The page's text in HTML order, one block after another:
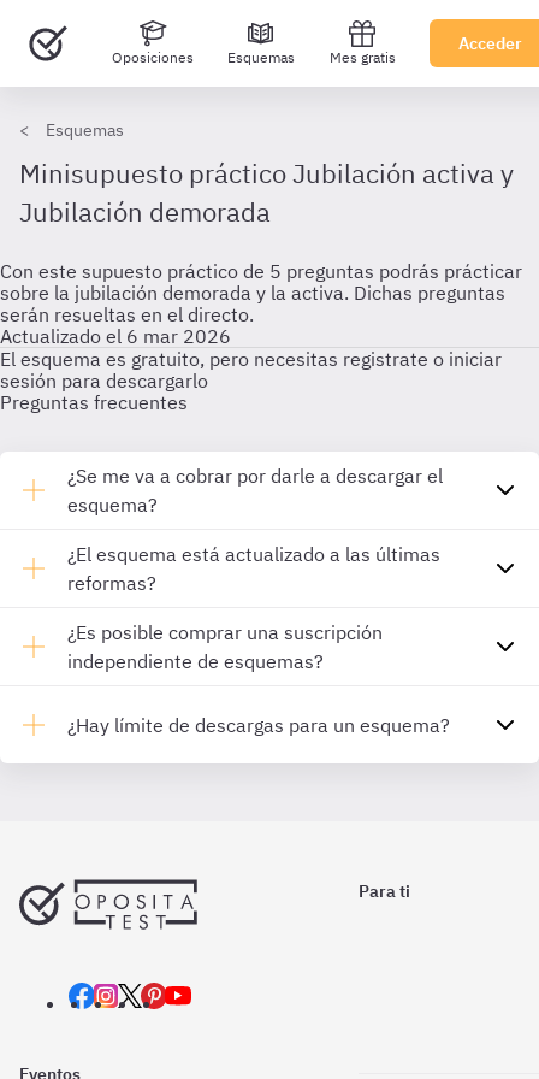
Oposiciones Esquemas Mes gratis
Acceder
Esquemas
Minisupuesto práctico Jubilación activa y
Jubilación demorada
Con este supuesto práctico de 5 preguntas podrás prácticar
sobre la jubilación demorada y la activa. Dichas preguntas
serán resueltas en el directo.
Actualizado el 6 mar 2026
El esquema es gratuito, pero necesitas registrate o iniciar
sesión para descargarlo
Preguntas frecuentes
¿Se me va a cobrar por darle a descargar el
esquema?
¿El esquema está actualizado a las últimas
reformas?
¿Es posible comprar una suscripción
independiente de esquemas?
¿Hay límite de descargas para un esquema?
Para ti
Eventos